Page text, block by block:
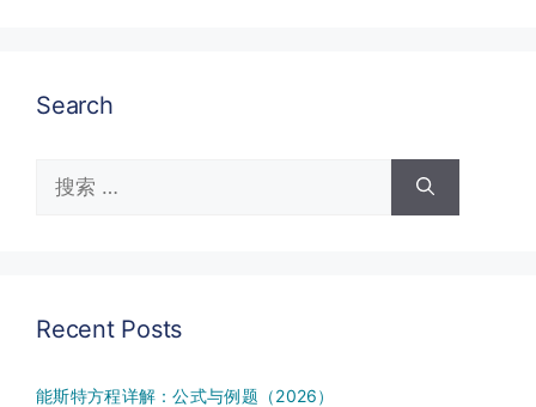
Search
索：
Recent Posts
能斯特方程详解：公式与例题（2026）